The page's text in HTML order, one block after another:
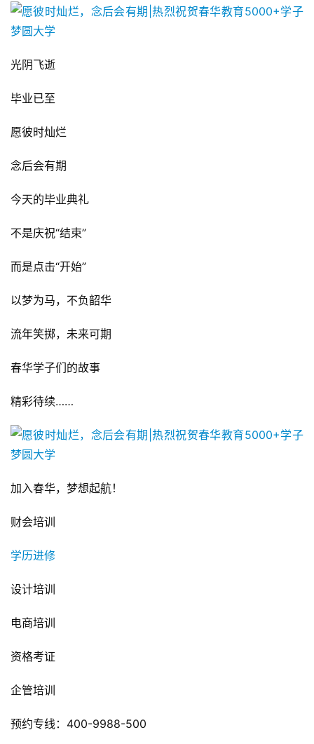
光阴飞逝
毕业已至
愿彼时灿烂
念后会有期
今天的毕业典礼
不是庆祝“结束”
而是点击“开始”
以梦为马，不负韶华
流年笑掷，未来可期
春华学子们的故事
精彩待续……
加入春华，梦想起航！
财会培训
学历进修
设计培训
电商培训
资格考证
企管培训
预约专线：400-9988-500